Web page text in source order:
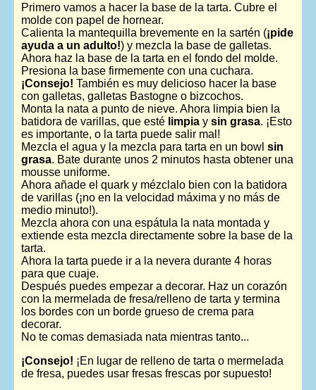
Primero vamos a hacer la base de la tarta. Cubre el
molde con papel de hornear.
Calienta la mantequilla brevemente en la sartén (¡pide
ayuda a un adulto!) y mezcla la base de galletas.
Ahora haz la base de la tarta en el fondo del molde.
Presiona la base firmemente con una cuchara.
¡Consejo! También es muy delicioso hacer la base
con galletas, galletas Bastogne o bizcochos.
Monta la nata a punto de nieve. Ahora limpia bien la
batidora de varillas, que esté limpiay sin grasa. ¡Esto
es importante, o la tarta puede salir mal!
Mezcla el agua y la mezcla para tarta en un bowl sin
grasa. Bate durante unos 2 minutos hasta obtener una
mousse uniforme.
Ahora añade el quark y mézclalo bien con la batidora
de varillas (¡no en la velocidad máxima y no más de
medio minuto!).
Mezcla ahora con una espátula la nata montada y
extiende esta mezcla directamente sobre la base de la
tarta.
Ahora la tarta puede ir a la nevera durante 4 horas
para que cuaje.
Después puedes empezar a decorar. Haz un corazón
con la mermelada de fresa/relleno de tarta y termina
los bordes con un borde grueso de crema para
decorar.
No te comas demasiada nata mientras tanto...
¡Consejo! ¡En lugar de relleno de tarta o mermelada
de fresa, puedes usar fresas frescas por supuesto!